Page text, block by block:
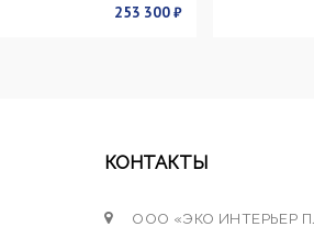
253 300 ₽
КОНТАКТЫ
ООО «ЭКО ИНТЕРЬЕР